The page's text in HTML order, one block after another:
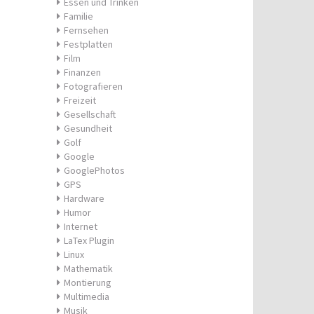
Familie
Fernsehen
Festplatten
Film
Finanzen
Fotografieren
Freizeit
Gesellschaft
Gesundheit
Golf
Google
GooglePhotos
GPS
Hardware
Humor
Internet
LaTex Plugin
Linux
Mathematik
Montierung
Multimedia
Musik